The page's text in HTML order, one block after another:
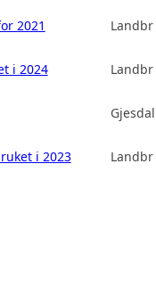
2021
i 2024
i 2023